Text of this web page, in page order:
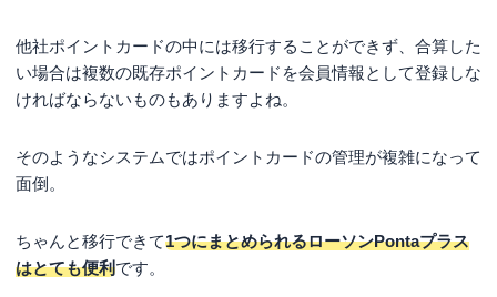
他社ポイントカードの中には移行することができず、合算した
い場合は複数の既存ポイントカードを会員情報として登録しな
ければならないものもありますよね。
そのようなシステムではポイントカードの管理が複雑になって
面倒。
ちゃんと移行できて1つにまとめられるローソンPontaプラス
はとても便利です。